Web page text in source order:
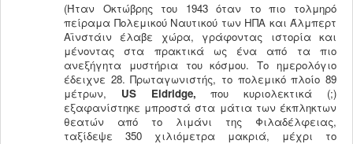
(Ήταν Οκτώβρης του 1943 όταν το πιο τολμηρό
πείραμα Πολεμικού Ναυτικού των ΗΠΑ και Άλμπερτ
Αϊνστάιν έλαβε χώρα, γράφοντας ιστορία και
μένοντας στα πρακτικά ως ένα από τα πιο
ανεξήγητα μυστήρια του κόσμου. Το ημερολόγιο
έδειχνε 28. Πρωταγωνιστής, το πολεμικό πλοίο 89
μέτρων, USEldridge, που κυριολεκτικά (;)
εξαφανίστηκε μπροστά στα μάτια των έκπληκτων
θεατών από το λιμάνι της Φιλαδέλφειας,
ταξίδεψε 350 χιλιόμετρα μακριά, μέχρι το